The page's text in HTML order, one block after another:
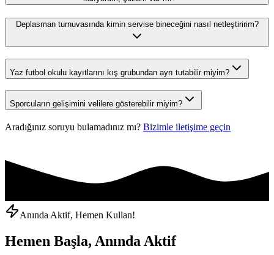
Deplasman turnuvasında kimin servise bineceğini nasıl netleştiririm?
Yaz futbol okulu kayıtlarını kış grubundan ayrı tutabilir miyim?
Sporcuların gelişimini velilere gösterebilir miyim?
Aradığınız soruyu bulamadınız mı? Bizimle iletişime geçin
Anında Aktif, Hemen Kullan!
Hemen Başla, Anında Aktif